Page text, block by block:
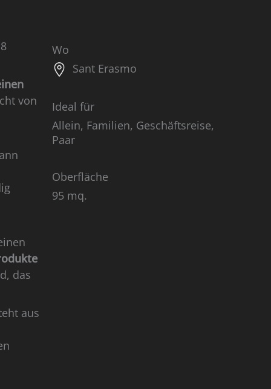
von
das
aus
Wo
Sant Erasmo
Ideal für
Allein, Familien, Geschäftsreise,
Paar
Oberfläche
95 mq.